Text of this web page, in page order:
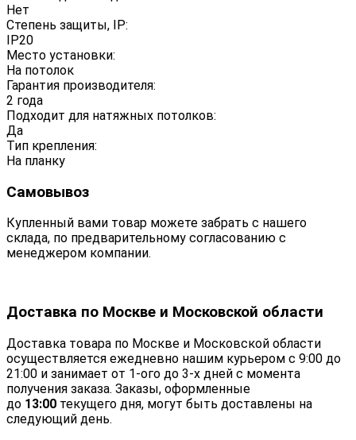
Нет
Степень защиты, IP:
IP20
Место установки:
На потолок
Гарантия производителя:
2 года
Подходит для натяжных потолков:
Да
Тип крепления:
На планку
Самовывоз
Купленный вами товар можете забрать с нашего
склада, по предварительному согласованию с
менеджером компании.
Доставка по Москве и Московской области
Доставка товара по Москве и Московской области
осуществляется ежедневно нашим курьером с 9:00 до
21:00 и занимает от 1-ого до 3-х дней с момента
получения заказа. Заказы, оформленные
до 13:00 текущего дня, могут быть доставлены на
следующий день.